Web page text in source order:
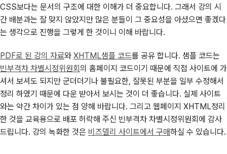
CSS보다는 문서의 구조에 대한 이해가 더 중요합니다. 그래서 강의 시
간 배분과는 잘 맞지 않았지만 많은 분들이 그 중요성을 아셨으면 좋겠다
는 생각으로 진행을 그렇게 한 것이니 이해 바랍니다.
PDF로 된 강의 자료와 XHTML샘플 코드를 공유 합니다. 샘플 코드는
빈부격차 차별시정위원회 의 홈페이지 코드이기 때문에 직접 사이트에 가
셔서 보셔도 되지만 군더더기나 불필요한, 잘못된 부분을 일부 수정해서
정리 하였기 때문에 다운 받아서 보시는 것이 더 좋습니다. 실제 사이트
와는 약간 차이가 있는 점 양해 바랍니다. 그리고 웹페이지 XHTML정리
한 것을 교육용으로 배포 허락해 주신 빈부격차 차별시정위원회에 감사
드립니다. 강의 녹화한 것은 비즈델리 사이트에서 구매하실 수 있습니다.